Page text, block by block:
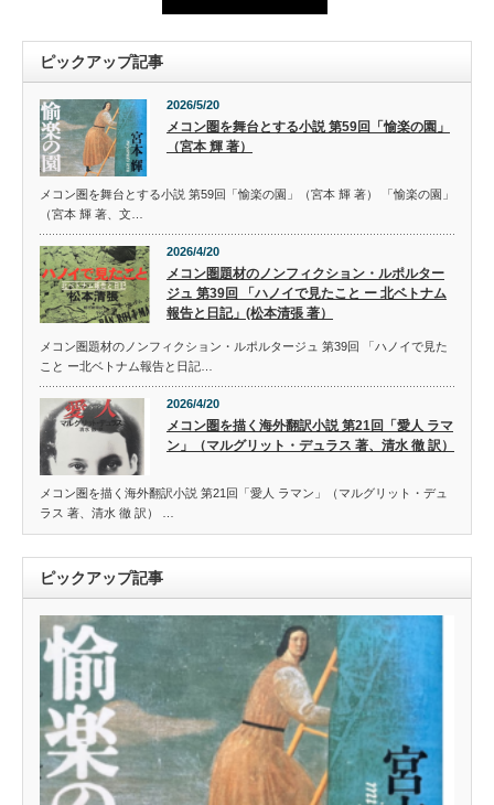
ピックアップ記事
2026/5/20
メコン圏を舞台とする小説 第59回「愉楽の園」
（宮本 輝 著）
メコン圏を舞台とする小説 第59回「愉楽の園」（宮本 輝 著） 「愉楽の園」
（宮本 輝 著、文…
2026/4/20
メコン圏題材のノンフィクション・ルポルター
ジュ 第39回 「ハノイで見たこと ー 北ベトナム
報告と日記」(松本清張 著）
メコン圏題材のノンフィクション・ルポルタージュ 第39回 「ハノイで見た
こと ー北ベトナム報告と日記…
2026/4/20
メコン圏を描く海外翻訳小説 第21回「愛人 ラマ
ン」（マルグリット・デュラス 著、清水 徹 訳）
メコン圏を描く海外翻訳小説 第21回「愛人 ラマン」（マルグリット・デュ
ラス 著、清水 徹 訳） …
ピックアップ記事